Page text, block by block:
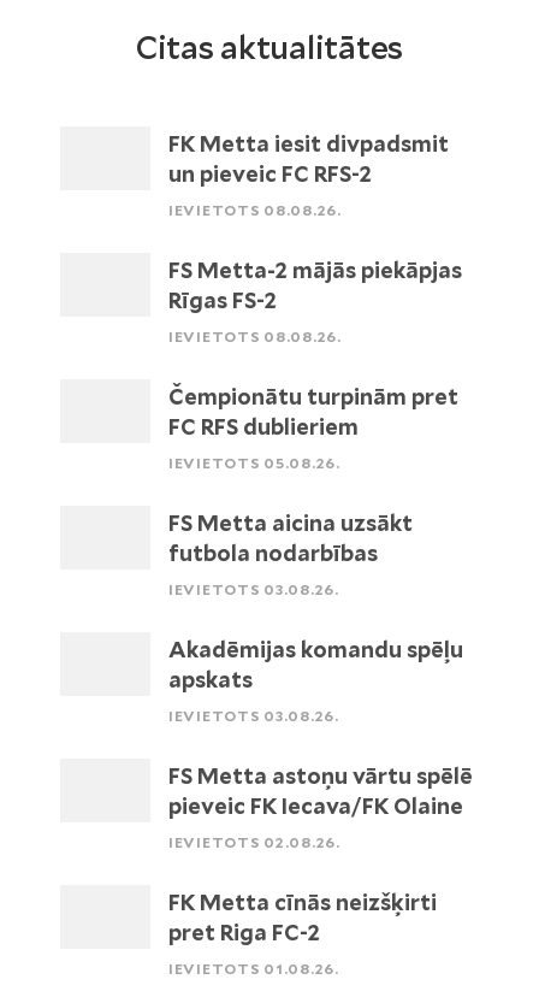
Citas aktualitātes
FK Metta iesit divpadsmit
un pieveic FC RFS-2
IEVIETOTS 08.08.26.
FS Metta-2 mājās piekāpjas
Rīgas FS-2
IEVIETOTS 08.08.26.
Čempionātu turpinām pret
FC RFS dublieriem
IEVIETOTS 05.08.26.
FS Metta aicina uzsākt
futbola nodarbības
IEVIETOTS 03.08.26.
Akadēmijas komandu spēļu
apskats
IEVIETOTS 03.08.26.
FS Metta astoņu vārtu spēlē
pieveic FK Iecava/FK Olaine
IEVIETOTS 02.08.26.
FK Metta cīnās neizšķirti
pret Riga FC-2
IEVIETOTS 01.08.26.